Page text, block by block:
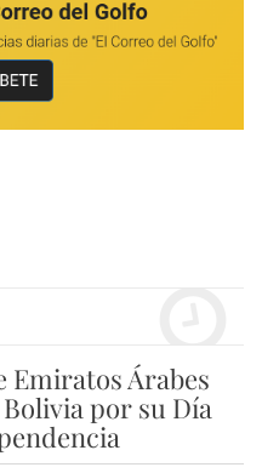
Emiratos Árabes
por su Día